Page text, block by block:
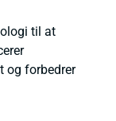
til at
og forbedrer